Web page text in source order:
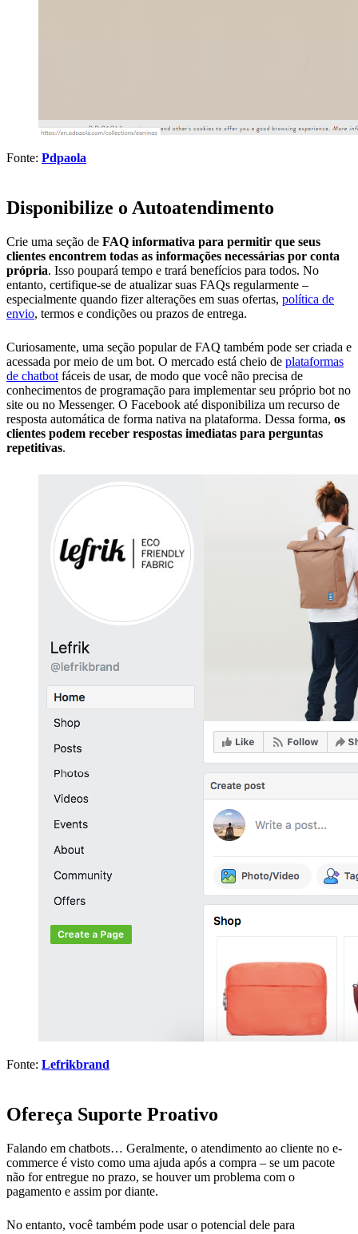
Fonte: Pdpaola
Disponibilize o Autoatendimento
Crie uma seção de FAQ informativa para permitir que seus
clientes encontrem todas as informações necessárias por conta
própria. Isso poupará tempo e trará benefícios para todos. No
entanto, certifique-se de atualizar suas FAQs regularmente –
especialmente quando fizer alterações em suas ofertas, política de
envio, termos e condições ou prazos de entrega.
Curiosamente, uma seção popular de FAQ também pode ser criada e
acessada por meio de um bot. O mercado está cheio de plataformas
de chatbot fáceis de usar, de modo que você não precisa de
conhecimentos de programação para implementar seu próprio bot no
site ou no Messenger. O Facebook até disponibiliza um recurso de
resposta automática de forma nativa na plataforma. Dessa forma, os
clientes podem receber respostas imediatas para perguntas
repetitivas.
Fonte: Lefrikbrand
Ofereça Suporte Proativo
Falando em chatbots… Geralmente, o atendimento ao cliente no e-
commerce é visto como uma ajuda após a compra – se um pacote
não for entregue no prazo, se houver um problema com o
pagamento e assim por diante.
No entanto, você também pode usar o potencial dele para